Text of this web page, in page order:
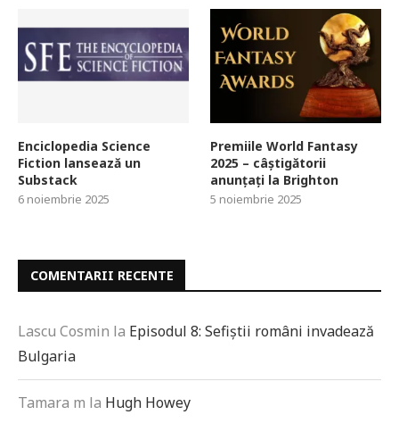
Enciclopedia Science
Fiction lansează un
Substack
6 noiembrie 2025
Premiile World Fantasy
2025 – câștigătorii
anunțați la Brighton
5 noiembrie 2025
COMENTARII RECENTE
Lascu Cosmin la Episodul 8: Sefiștii români invadează
Bulgaria
Tamara m la Hugh Howey